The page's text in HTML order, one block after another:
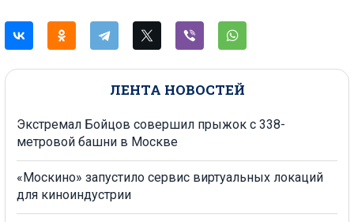
ЛЕНТА НОВОСТЕЙ
Экстремал Бойцов совершил прыжок с 338-
метровой башни в Москве
«Москино» запустило сервис виртуальных локаций
для киноиндустрии